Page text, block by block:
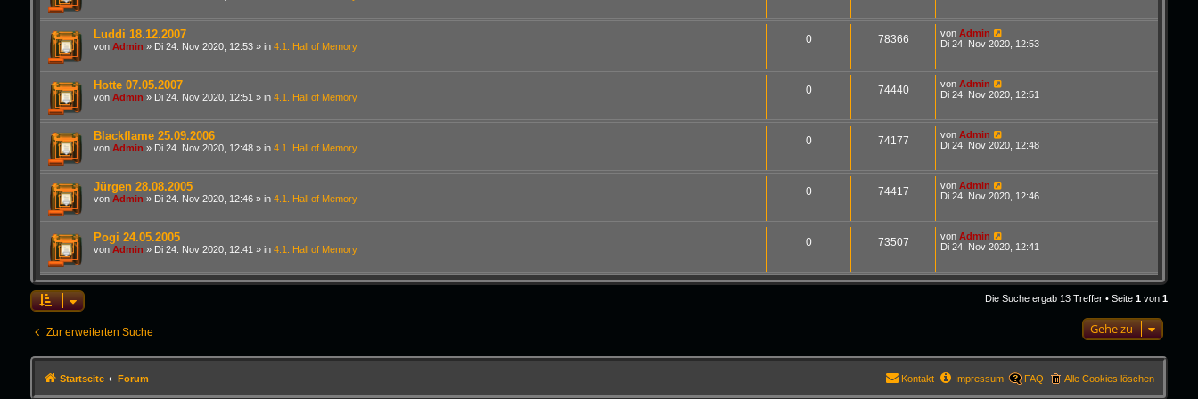
Luddi 18.12.2007
von Admin » Di 24. Nov 2020, 12:53» in 4.1. Hall of Memory
0 78366 von Admin
Di 24. Nov 2020, 12:53
Hotte 07.05.2007
von Admin » Di 24. Nov 2020, 12:51 » in 4.1. Hall of Memory
0 74440 von Admin
Di 24. Nov 2020, 12:51
Blackflame 25.09.2006
von Admin » Di 24. Nov 2020, 12:48» in 4.1. Hall of Memory
0 74177 von Admin
Di 24. Nov 2020, 12:48
Jürgen 28.08.2005
von Admin » Di 24. Nov 2020, 12:46» in 4.1. Hall of Memory
0 74417 von Admin
Di 24. Nov 2020, 12:46
Pogi 24.05.2005
von Admin » Di 24. Nov 2020, 12:41 » in 4.1. Hall of Memory
0 73507 von Admin
Di 24. Nov 2020, 12:41
Die Suche ergab 13 Treffer • Seite1 von1
Zur erweiterten Suche Gehe zu
Startseite Forum Alle Cookies löschen
FAQ
Impressum
Kontakt